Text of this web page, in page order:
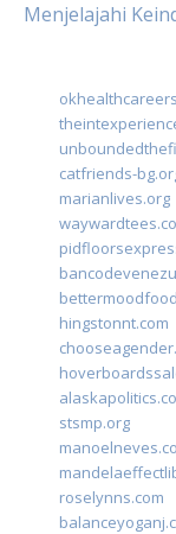
Menjelajahi
catfriends-
marianlives.org
hingstonnt.com
stsmp.org
roselynns.com